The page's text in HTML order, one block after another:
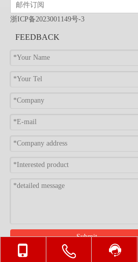
浙ICP备2023001149号-3
FEEDBACK